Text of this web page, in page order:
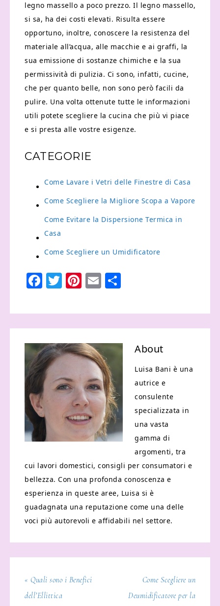
legno massello a poco prezzo. Il legno massello,
si sa, ha dei costi elevati. Risulta essere
opportuno, inoltre, conoscere la resistenza del
materiale all’acqua, alle macchie e ai graffi, la
sua emissione di sostanze chimiche e la sua
permissività di pulizia. Ci sono, infatti, cucine,
che per quanto belle, non sono però facili da
pulire. Una volta ottenute tutte le informazioni
utili potete scegliere la cucina che più vi piace
e si presta alle vostre esigenze.
CATEGORIE
Come Lavare i Vetri delle Finestre di Casa
Come Scegliere la Migliore Scopa a Vapore
Come Evitare la Dispersione Termica in
Casa
Come Scegliere un Umidificatore
Facebook
Twitter
Pinterest
Email
About
Luisa Bani è una
autrice e
consulente
specializzata in
una vasta
gamma di
argomenti, tra
cui lavori domestici, consigli per consumatori e
bellezza. Con una profonda conoscenza e
esperienza in queste aree, Luisa si è
guadagnata una reputazione come una delle
voci più autorevoli e affidabili nel settore.
« Quali sono i Benefici
dell’Ellittica
Come Scegliere un
Deumidificatore per la